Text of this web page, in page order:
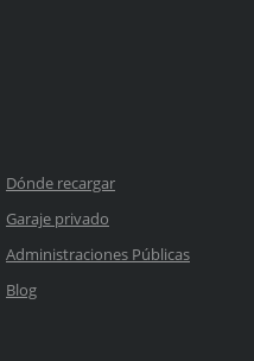
Dónde recargar
Garaje privado
Administraciones Públicas
Blog